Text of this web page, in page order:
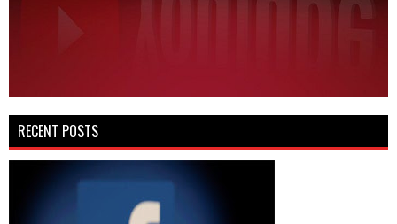
RECENT POSTS